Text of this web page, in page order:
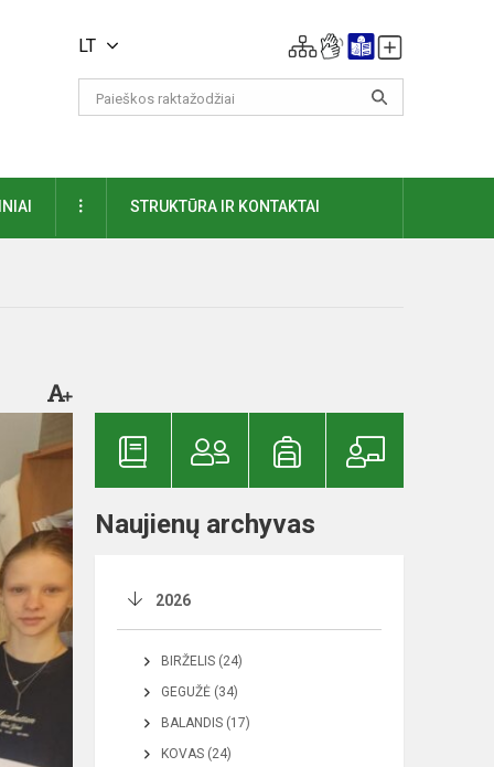
LT
DAUGIAUSTRUKTŪRA IR KONTAKTAI
Naujienų archyvas
2026
BIRŽELIS (24)
GEGUŽĖ (34)
BALANDIS (17)
KOVAS (24)